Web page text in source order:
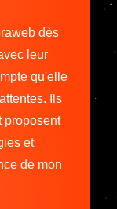
dès
leur
qu'elle
Ils
proposent
et
de mon